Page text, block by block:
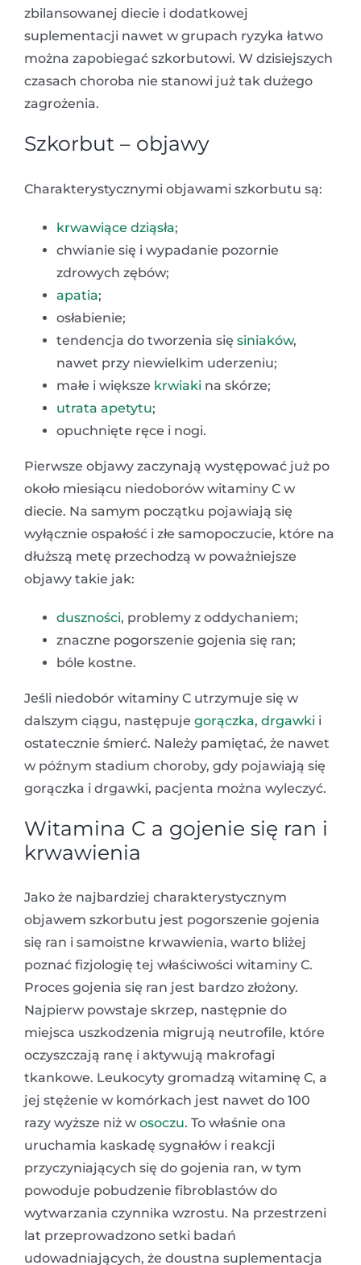
zbilansowanej diecie i dodatkowej
suplementacji nawet w grupach ryzyka łatwo
można zapobiegać szkorbutowi. W dzisiejszych
czasach choroba nie stanowi już tak dużego
zagrożenia.
Szkorbut – objawy
Charakterystycznymi objawami szkorbutu są:
krwawiące dziąsła;
chwianie się i wypadanie pozornie
zdrowych zębów;
apatia;
osłabienie;
tendencja do tworzenia się siniaków,
nawet przy niewielkim uderzeniu;
małe i większe krwiaki na skórze;
utrata apetytu;
opuchnięte ręce i nogi.
Pierwsze objawy zaczynają występować już po
około miesiącu niedoborów witaminy C w
diecie. Na samym początku pojawiają się
wyłącznie ospałość i złe samopoczucie, które na
dłuższą metę przechodzą w poważniejsze
objawy takie jak:
duszności, problemy z oddychaniem;
znaczne pogorszenie gojenia się ran;
bóle kostne.
Jeśli niedobór witaminy C utrzymuje się w
dalszym ciągu, następuje gorączka, drgawki i
ostatecznie śmierć. Należy pamiętać, że nawet
w późnym stadium choroby, gdy pojawiają się
gorączka i drgawki, pacjenta można wyleczyć.
Witamina C a gojenie się ran i
krwawienia
Jako że najbardziej charakterystycznym
objawem szkorbutu jest pogorszenie gojenia
się ran i samoistne krwawienia, warto bliżej
poznać fizjologię tej właściwości witaminy C.
Proces gojenia się ran jest bardzo złożony.
Najpierw powstaje skrzep, następnie do
miejsca uszkodzenia migrują neutrofile, które
oczyszczają ranę i aktywują makrofagi
tkankowe. Leukocyty gromadzą witaminę C, a
jej stężenie w komórkach jest nawet do 100
razy wyższe niż w osoczu. To właśnie ona
uruchamia kaskadę sygnałów i reakcji
przyczyniających się do gojenia ran, w tym
powoduje pobudzenie fibroblastów do
wytwarzania czynnika wzrostu. Na przestrzeni
lat przeprowadzono setki badań
udowadniających, że doustna suplementacja